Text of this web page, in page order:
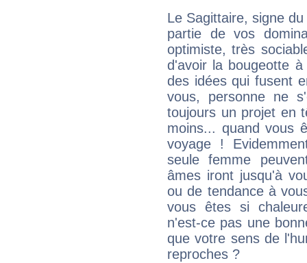
Le Sagittaire, signe
partie de vos
optimiste, très
d'avoir la bougeotte
des idées qui fusent
vous, personne ne
toujours un projet en
moins... quand vous
voyage !
seule femme
âmes iront jusqu'à
ou de tendance à
vous êtes si
n'est-ce pas une
que votre sens de
reproches ?